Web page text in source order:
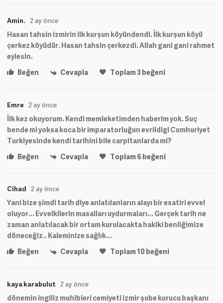
Amin. 2 ay önce
Hasan tahsin izmirin ilk kurşun köyündendi. İlk kurşun köyü
çerkez köyüdür. Hasan tahsin çerkezdi. Allah gani gani rahmet
eylesin.
Beğen
Cevapla Toplam3beğeni
Emre 2 ay önce
İlk kez okuyorum. Kendi memleketimden haberim yok. Suç
bende mi yoksa koca bir imparatorluğun evrildigi Cumhuriyet
Turkiyesinde kendi tarihini bile carpitanlarda mi?
Beğen
Cevapla Toplam6 beğeni
Cihad 2 ay önce
Yani bize şimdi tarih diye anlatılanların alayı bir esatiri evvel
oluyor... Evvelkilerin masalları uydurmaları... Gerçek tarih ne
zaman anlatılacak bir ortam kurulacakta hakiki benliğimize
döneceğiz.. Kaleminize sağlık...
Beğen
Cevapla Toplam10beğeni
kaya karabulut 2 ay önce
dönemin ingiliz muhibleri cemiyeti izmir şube kurucu başkanı